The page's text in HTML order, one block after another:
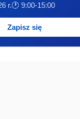
r.🕐 9:00-15:00
Zapisz się